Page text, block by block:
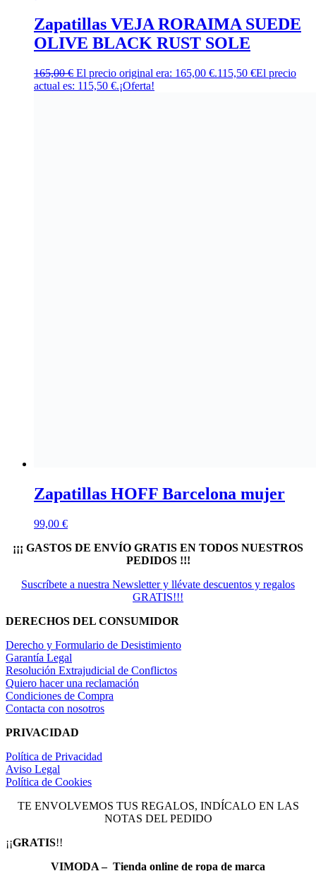
Zapatillas VEJA RORAIMA SUEDE
OLIVE BLACK RUST SOLE
165,00€ El precio original era: 165,00 €.115,50 €El precio
actual es: 115,50 €.¡Oferta!
Zapatillas HOFF Barcelona mujer
99,00 €
¡¡¡ GASTOS DE ENVÍO GRATIS EN TODOS NUESTROS
PEDIDOS !!!
Suscríbete a nuestra Newsletter y llévate descuentos y regalos
GRATIS!!!
DERECHOS DEL CONSUMIDOR
Derecho y Formulario de Desistimiento
Garantía Legal
Resolución Extrajudicial de Conflictos
Quiero hacer una reclamación
Condiciones de Compra
Contacta con nosotros
PRIVACIDAD
Política de Privacidad
Aviso Legal
Política de Cookies
TE ENVOLVEMOS TUS REGALOS, INDÍCALO EN LAS
NOTAS DEL PEDIDO
¡¡GRATIS!!
VIMODA – Tienda online de ropa de marca